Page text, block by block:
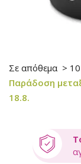
Σε απόθεμα >
Παράδοση
18.8.